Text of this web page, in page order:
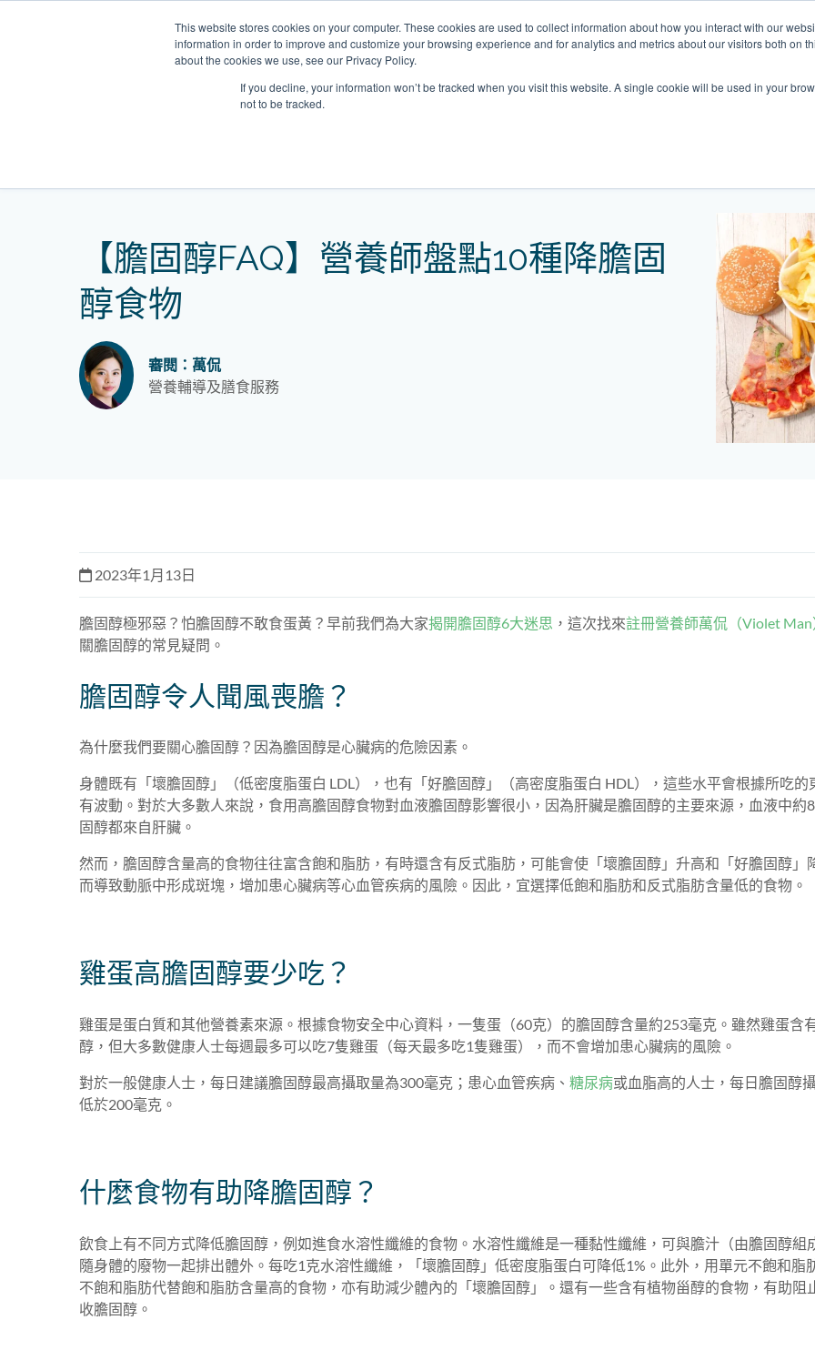
This website stores cookies on your computer. These cookies are used to collect information about how you interact with our
information in order to improve and customize your browsing experience and for analytics and metrics about our visitors both on
about the cookies we use, see our Privacy Policy.
If you decline, your information won’t be tracked when you visit this website. A single cookie will be used in your
not to be tracked.
關於我們 我們的診所
世紀廣場5樓
The Pulse 2樓212號舖
公司購物中心1樓 6,7A,7B,8室
世紀廣場6樓
The Pulse 2樓212號舖
廈
期22樓2205–6室
The Pulse 2樓212號舖
世紀廣場20樓
樓
香
樓
香港中環德己立街1號世紀廣場地
庫一樓
庫一樓
世紀廣場5樓
樓
淺
The
樓
世紀廣場6樓
計劃 資源
我們的醫護團隊
【膽固醇FAQ】營養師盤點10種降膽固
醇食物
審閱：萬侃
營養輔導及膳食服務
2023年1月13日
膽固醇極邪惡？怕膽固醇不敢食蛋黃？早前我們為大家揭開膽固醇6大迷思 ，這次找來註冊營養師萬侃（Violet Man
關膽固醇的常見疑問。
膽固醇令人聞風喪膽？
為什麼我們要關心膽固醇？因為膽固醇是心臟病的危險因素。
身體既有「壞膽固醇」（低密度脂蛋白 LDL），也有「好膽固醇」（高密度脂蛋白 HDL），這些水平會根據所吃的
有波動。對於大多數人來說，食用高膽固醇食物對血液膽固醇影響很小，因為肝臟是膽固醇的主要來源，血液中約
固醇都來自肝臟。
然而，膽固醇含量高的食物往往富含飽和脂肪，有時還含有反式脂肪，可能會使「壞膽固醇」升高和「好膽固醇」
而導致動脈中形成斑塊，增加患心臟病等心血管疾病的風險。因此，宜選擇低飽和脂肪和反式脂肪含量低的食物。
雞蛋高膽固醇要少吃？
雞蛋是蛋白質和其他營養素來源。根據食物安全中心資料，一隻蛋（60克）的膽固醇含量約253毫克。雖然雞蛋含
醇，但大多數健康人士每週最多可以吃7隻雞蛋（每天最多吃1隻雞蛋），而不會增加患心臟病的風險。
對於一般健康人士，每日建議膽固醇最高攝取量為300毫克；患心血管疾病、 糖尿病或血脂高的人士，每日膽固醇
低於200毫克。
什麼食物有助降膽固醇？
飲食上有不同方式降低膽固醇，例如進食水溶性纖維的食物。水溶性纖維是一種黏性纖維，可與膽汁（由膽固醇組
隨身體的廢物一起排出體外。每吃1克水溶性纖維，「壞膽固醇」低密度脂蛋白可降低1%。此外，用單元不飽和脂
不飽和脂肪代替飽和脂肪含量高的食物，亦有助減少體內的「壞膽固醇」。還有一些含有植物甾醇的食物，有助阻
收膽固醇。